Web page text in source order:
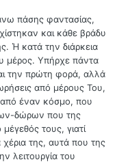
πάσης φαντασίας,
και κάθε βράδυ
Ή κατά την διάρκεια
μέρος. Υπήρχε πάντα
την πρώτη φορά, αλλά
από μέρους Του,
από έναν κόσμο, που
δώρων που της
τους, γιατί
της, αυτά που της
λειτουργία του